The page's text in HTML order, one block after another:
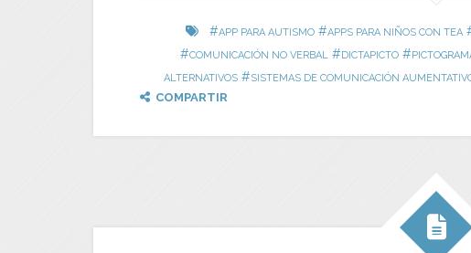
#APP PARA AUTISMO#APPS PARA NIÑOS CON TEA
#COMUNICACIÓN NO VERBAL #DICTAPICTO #
ALTERNATIVOS#SISTEMAS DE COMUNICACIÓN
COMPARTIR